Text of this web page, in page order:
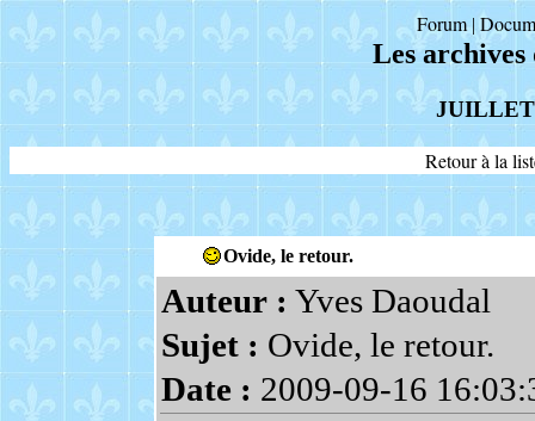
Forum|
Les
JUILLET
Retour à la
Ovide, le retour.
Auteur : Yves Daoudal
Sujet : Ovide, le retour.
Date : 2009-09-16